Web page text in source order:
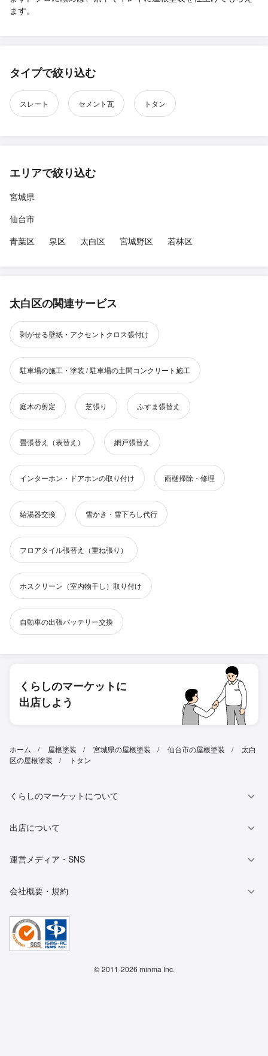
ます。
タイプで絞り込む
スレート セメント瓦 トタン
エリアで絞り込む
宮城県
仙台市
青葉区
泉区 太白区 宮城野区 若林区
太白区の関連サービス
剥がせる壁紙・アクセントクロス張付け
駐車場の施工・塗装 / 駐車場の土間コンクリート施工
庭木の剪定 芝張り ふすま張替え
畳張替え（表替え） 網戸張替え
インターホン・ドアホンの取り付け 雨樋掃除・修理
給湯器交換 雪かき・雪下ろし代行
フロアタイル張替え（重ね張り）
ホスクリーン（室内物干し）取り付け
自動車の出張バッテリー交換
くらしのマーケットに
出店しよう
ホーム 屋根塗装 宮城県の屋根塗装 仙台市の屋根塗装
太白
区の屋根塗装
トタン
くらしのマーケットについて
出店について
運営メディア・SNS
会社概要・規約
© 2011-2026 minma Inc.